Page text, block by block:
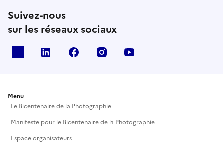
Suivez-nous
sur les réseaux sociaux
Linkedin Facebook Instagram
Menu
Le Bicentenaire de la Photographie
Manifeste pour le Bicentenaire de la Photographie
Espace organisateurs